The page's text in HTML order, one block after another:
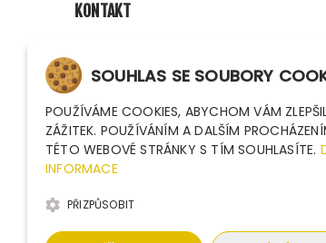
KONTAKT
sales@argutec.eu
+420 703 141 903
+420 703 141 903
SOUHLAS SE SOUBORY
POUŽÍVÁME COOKIES, ABYCHOM VÁM
ZÁŽITEK. POUŽÍVÁNÍM A DALŠÍM
TÉTO WEBOVÉ STRÁNKY S TÍM SOUHLASÍTE.
INFORMACE
PŘIZPŮSOBIT